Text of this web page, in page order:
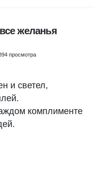
желанья
просмотра
и светел,
комплименте